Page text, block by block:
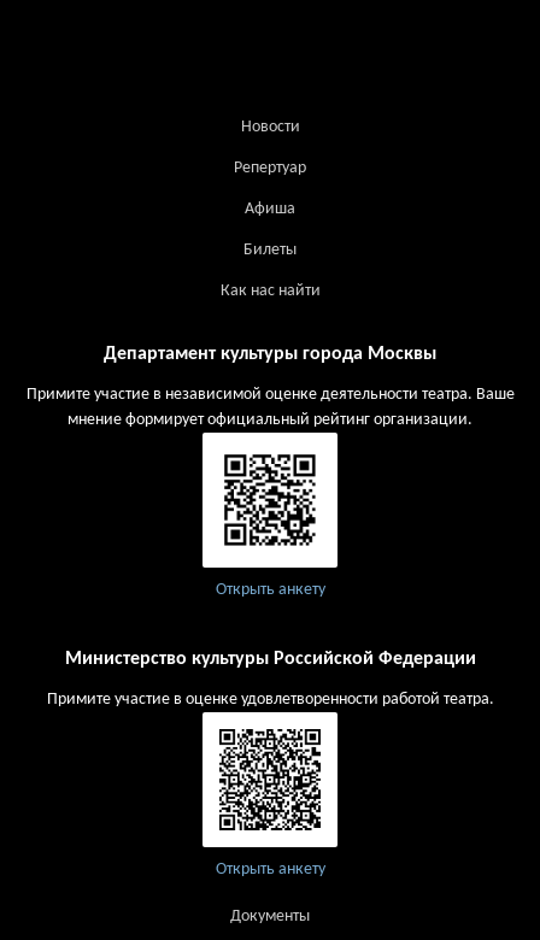
Новости
Репертуар
Афиша
Билеты
Как нас найти
Департамент культуры города Москвы
Примите участие в независимой оценке деятельности театра. Ваше
мнение формирует официальный рейтинг организации.
Открыть анкету
Министерство культуры Российской Федерации
Примите участие в оценке удовлетворенности работой театра.
Открыть анкету
Документы